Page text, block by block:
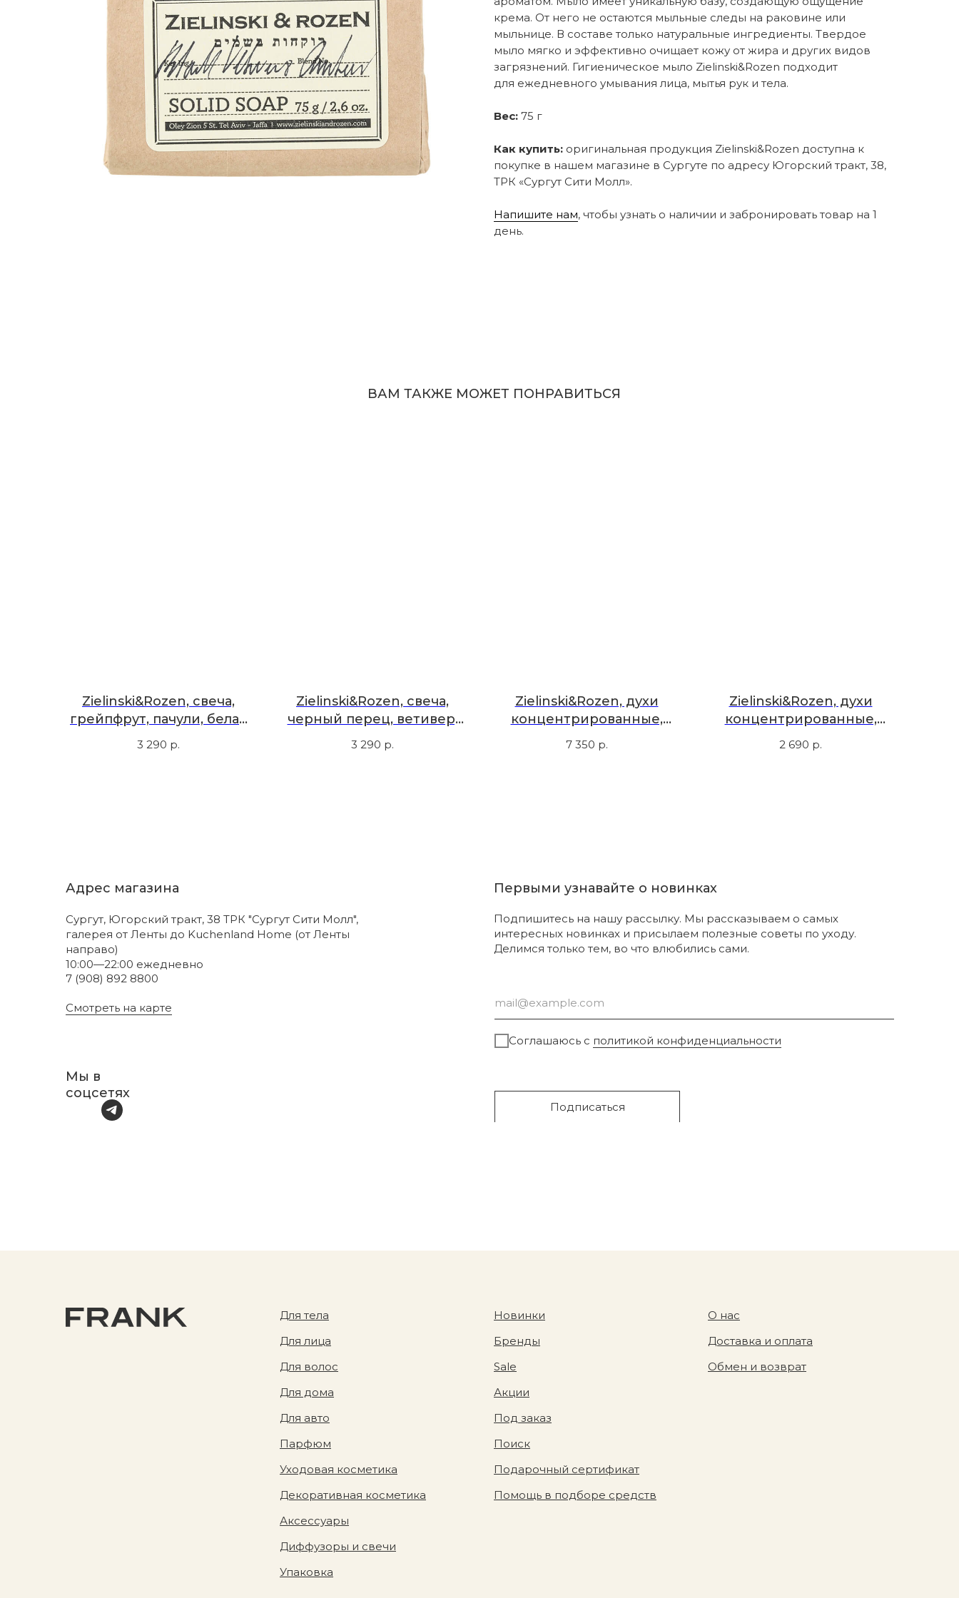
крема. От него не остаются мыльные следы на раковине или
мыльнице. В составе только натуральные ингредиенты. Твердое
мыло мягко и эффективно очищает кожу от жира и других видов
загрязнений. Гигиеническое мыло Zielinski&Rozen подходит
для ежедневного умывания лица, мытья рук и тела.
Вес: 75 г
Как купить: оригинальная продукция Zielinski&Rozen доступна к
покупке в нашем магазине в Сургуте по адресу Югорский тракт, 38,
ТРК «Сургут Сити Молл».
Напишите нам, чтобы узнать о наличии и забронировать товар на 1
день.
ВАМ ТАКЖЕ МОЖЕТ ПОНРАВИТЬСЯ
Zielinski&Rozen, свеча,
грейпфрут, пачули, белая
роза, 140 г
3 290 р.
Zielinski&Rozen, свеча,
черный перец, ветивер,
нероли, амбра, 140 г
3 290 р.
Zielinski&Rozen, духи
концентрированные,
черный ветивер, амбра,
50 мл
7 350 р.
Zielinski&Rozen, духи
концентрированные,
палисандр, сандал, кедр,
10 мл
2 690 р.
Адрес магазина
Сургут, Югорский тракт, 38 ТРК "Сургут Сити Молл",
галерея от Ленты до Kuchenland Home (от Ленты
направо)
10:00—22:00 ежедневно
Смотреть на карте
Мы в
соцсетях
Первыми узнавайте о новинках
Подпишитесь на нашу рассылку. Мы рассказываем о самых
интересных новинках и присылаем полезные советы по уходу.
Делимся только тем, во что влюбились сами.
Соглашаюсь с политикой конфиденциальности
Подписаться
7 (908) 892 8800
Для тела
Для лица
Для волос
Для дома
Для авто
Парфюм
Уходовая косметика
Аксессуары
Упаковка
Новинки
Бренды
Sale
Акции
Под заказ
Поиск
Подарочный сертификат
Помощь в подборе средств
О нас
Доставка и оплата
Обмен и возврат
Диффузоры и свечи
Декоративная косметика